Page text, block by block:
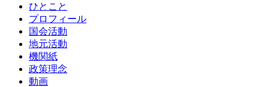
ひとこと
プロフィール
国会活動
地元活動
機関紙
政策理念
動画